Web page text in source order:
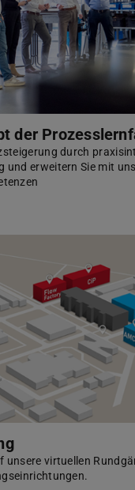
der
durch
und erweitern Sie mit
unsere virtuellen